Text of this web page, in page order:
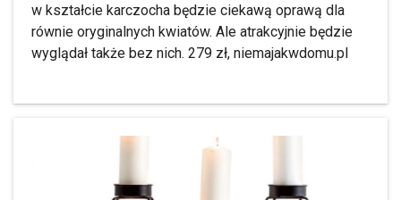
w kształcie karczocha będzie ciekawą oprawą dla
równie oryginalnych kwiatów. Ale atrakcyjnie będzie
wyglądał także bez nich. 279 zł, niemajakwdomu.pl